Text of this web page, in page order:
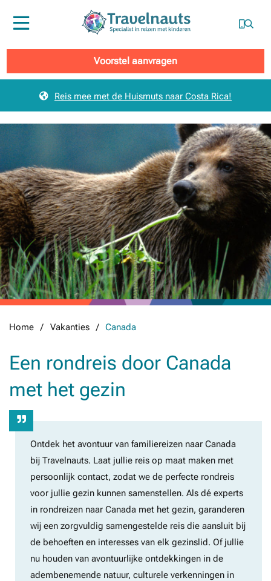
Voorstel aanvragen
Reis mee met de Huismuts naar Costa Rica!
Home Vakanties Canada
Een rondreis door Canada
met het gezin
Ontdek het avontuur van familiereizen naar Canada
bij Travelnauts. Laat jullie reis op maat maken met
persoonlijk contact, zodat we de perfecte rondreis
voor jullie gezin kunnen samenstellen. Als dé experts
in rondreizen naar Canada met het gezin, garanderen
wij een zorgvuldig samengestelde reis die aansluit bij
de behoeften en interesses van elk gezinslid. Of jullie
nu houden van avontuurlijke ontdekkingen in de
adembenemende natuur, culturele verkenningen in